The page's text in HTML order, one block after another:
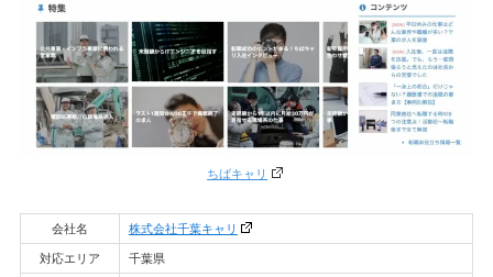
ちばキャリ
会社名 株式会社千葉キャリ
対応エリア 千葉県